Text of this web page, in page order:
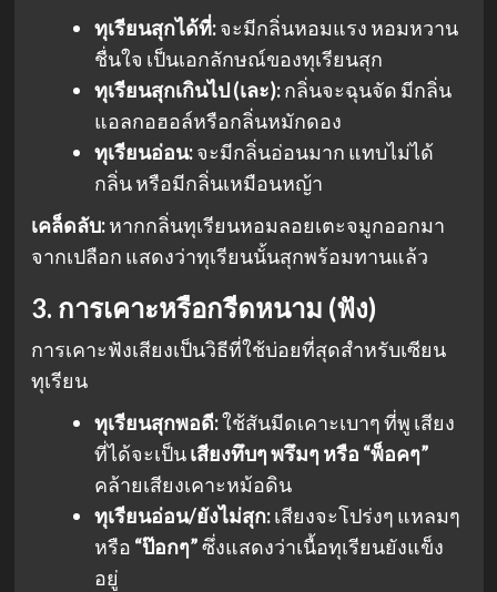
ทุเรียนสุกได้ที่:จะมีกลิ่นหอมแรง หอมหวาน
ชื่นใจ เป็นเอกลักษณ์ของทุเรียนสุก
ทุเรียนสุกเกินไป (เละ):กลิ่นจะฉุนจัด มีกลิ่น
แอลกอฮอล์หรือกลิ่นหมักดอง
ทุเรียนอ่อน:จะมีกลิ่นอ่อนมาก แทบไม่ได้
กลิ่น หรือมีกลิ่นเหมือนหญ้า
เคล็ดลับ:หากกลิ่นทุเรียนหอมลอยเตะจมูกออกมา
จากเปลือก แสดงว่าทุเรียนนั้นสุกพร้อมทานแล้ว
3. การเคาะหรือกรีดหนาม (ฟัง)
การเคาะฟังเสียงเป็นวิธีที่ใช้บ่อยที่สุดสำหรับเซียน
ทุเรียน
ทุเรียนสุกพอดี:ใช้สันมีดเคาะเบาๆ ที่พู เสียง
ที่ได้จะเป็นเสียงทึบๆ พรึมๆ หรือ “พ็อคๆ”
คล้ายเสียงเคาะหม้อดิน
ทุเรียนอ่อน/ยังไม่สุก:เสียงจะโปร่งๆ แหลมๆ
หรือ “ป๊อกๆ”ซึ่งแสดงว่าเนื้อทุเรียนยังแข็ง
อยู่